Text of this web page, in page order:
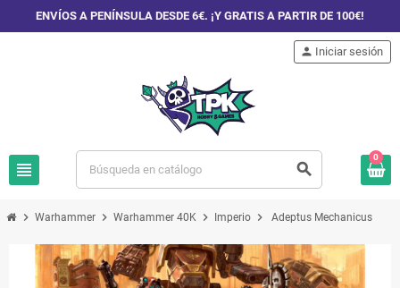
ENVÍOS A PENÍNSULA DESDE 6€. ¡Y GRATIS A PARTIR DE 100€!
view_headline search
person Iniciar sesión
0
chevron_right Warhammer chevron_right Warhammer 40K chevron_right Imperio chevron_right Adeptus Mechanicus